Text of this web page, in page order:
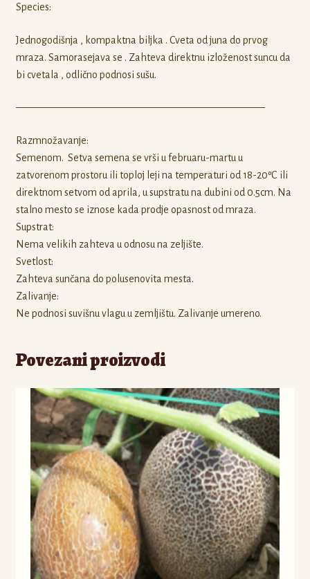
Species:
Jednogodišnja , kompaktna biljka . Cveta od juna do prvog
mraza. Samorasejava se . Zahteva direktnu izloženost suncu da
bi cvetala , odlično podnosi sušu.
————————————————————————
Razmnožavanje:
Semenom. Setva semena se vrši u februaru-martu u
zatvorenom prostoru ili toploj leji na temperaturi od 18-20ºС ili
direktnom setvom od aprila, u supstratu na dubini od 0.5cm. Na
stalno mesto se iznose kada prodje opasnost od mraza.
Supstrat:
Nema velikih zahteva u odnosu na zeljište.
Svetlost:
Zahteva sunčana do polusenovita mesta.
Zalivanje:
Ne podnosi suvišnu vlagu u zemljištu. Zalivanje umereno.
Povezani proizvodi